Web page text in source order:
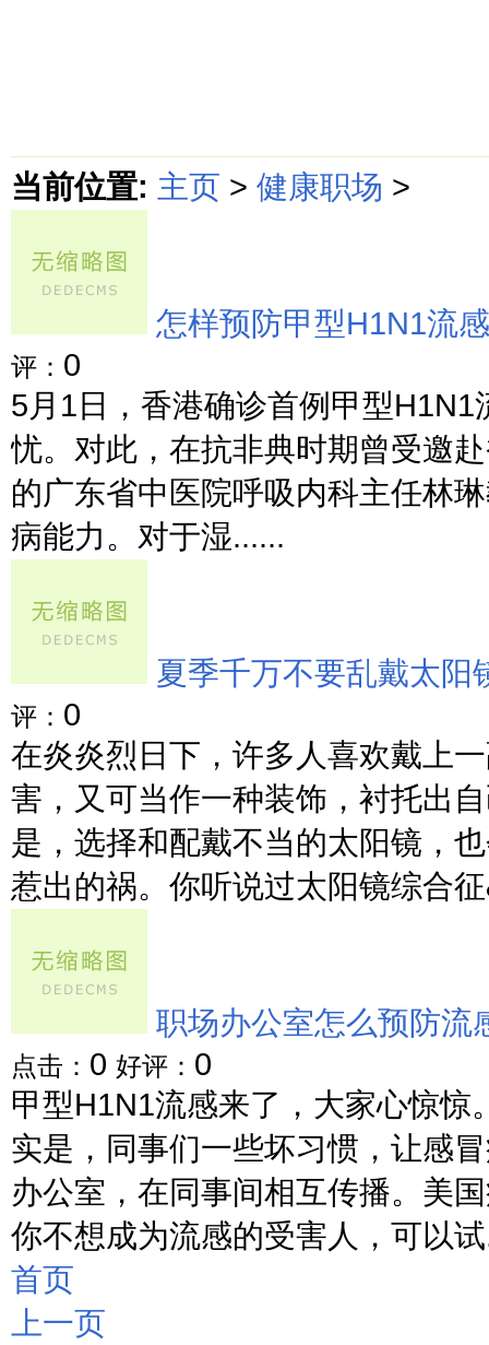
当前位置: 主页 > 健康职场 >
怎样预防甲型H1N1流感
评： 0
5月1日，香港确诊首例甲型
忧。对此，在抗非典时期曾受邀
的广东省中医院呼吸内科主任林
病能力。对于湿......
夏季千万不要乱戴太阳
评： 0
在炎炎烈日下，许多人喜欢戴上
害，又可当作一种装饰，衬托出
是，选择和配戴不当的太阳镜，
惹出的祸。你听说过太阳镜综合
职场办公室怎么预防流
点击： 0 好评： 0
甲型H1N1流感来了，大家心惊
实是，同事们一些坏习惯，让感
办公室，在同事间相互传播。美
你不想成为流感的受害人，可以
首页
上一页